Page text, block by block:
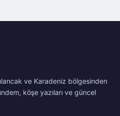
ve Karadeniz bölgesinden
köşe yazıları ve güncel